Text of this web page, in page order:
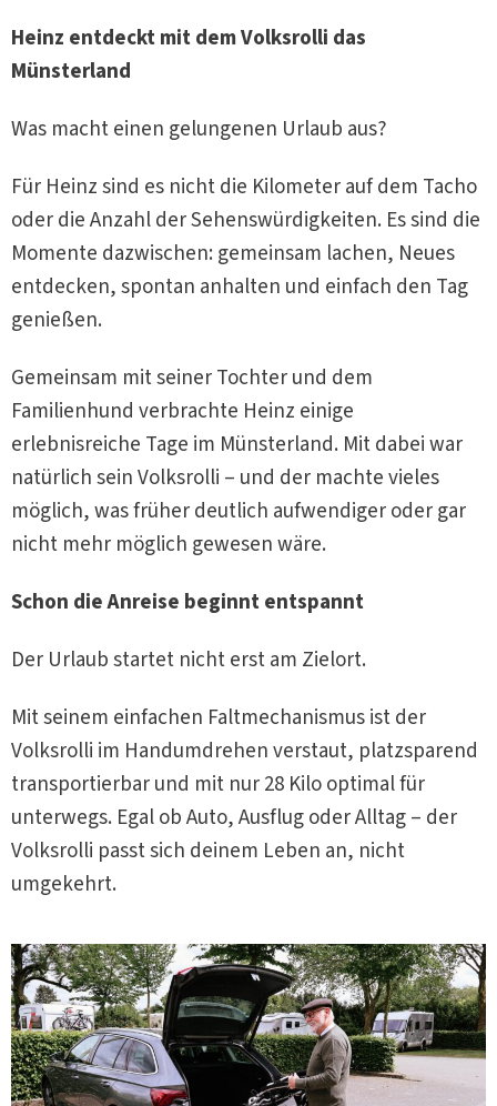
Heinz entdeckt mit dem Volksrolli das
Münsterland
Was macht einen gelungenen Urlaub aus?
Für Heinz sind es nicht die Kilometer auf dem Tacho
oder die Anzahl der Sehenswürdigkeiten. Es sind die
Momente dazwischen: gemeinsam lachen, Neues
entdecken, spontan anhalten und einfach den Tag
genießen.
Gemeinsam mit seiner Tochter und dem
Familienhund verbrachte Heinz einige
erlebnisreiche Tage im Münsterland. Mit dabei war
natürlich sein Volksrolli – und der machte vieles
möglich, was früher deutlich aufwendiger oder gar
nicht mehr möglich gewesen wäre.
Schon die Anreise beginnt entspannt
Der Urlaub startet nicht erst am Zielort.
Mit seinem einfachen Faltmechanismus ist der
Volksrolli im Handumdrehen verstaut, platzsparend
transportierbar und mit nur 28 Kilo optimal für
unterwegs. Egal ob Auto, Ausflug oder Alltag – der
Volksrolli passt sich deinem Leben an, nicht
umgekehrt.